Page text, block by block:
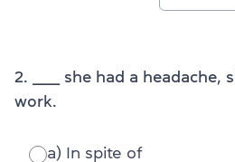
2. ______ she had a
work.
a) In spite of